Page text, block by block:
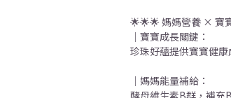
🌟🌟🌟 媽媽營養 × 寶
｜寶寶成長關鍵：
珍珠好蘊提供寶寶健康
｜媽媽能量補給：
酵母維生素B群，補充